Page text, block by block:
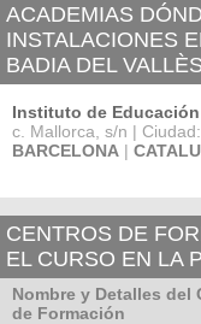
ACADEMIAS
INSTALACIONES
BADIA DEL VALLÈS
Instituto de Educación
c. Mallorca, s/n | Ciudad:
BARCELONA |
CENTROS DE
EL CURSO EN LA
Nombre y Detalles del
de Formación